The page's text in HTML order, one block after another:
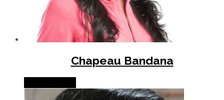
Chapeau Bandana